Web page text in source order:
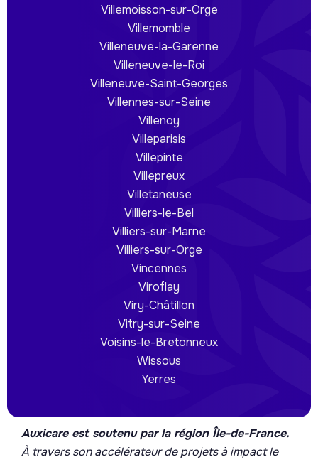
Villemoisson-sur-Orge
Villemomble
Villeneuve-la-Garenne
Villeneuve-le-Roi
Villeneuve-Saint-Georges
Villennes-sur-Seine
Villenoy
Villeparisis
Villepinte
Villepreux
Villetaneuse
Villiers-le-Bel
Villiers-sur-Marne
Villiers-sur-Orge
Vincennes
Viroflay
Viry-Châtillon
Vitry-sur-Seine
Voisins-le-Bretonneux
Wissous
Yerres
Auxicare est soutenu par la région Île-de-France.
À travers son accélérateur de projets à impact le